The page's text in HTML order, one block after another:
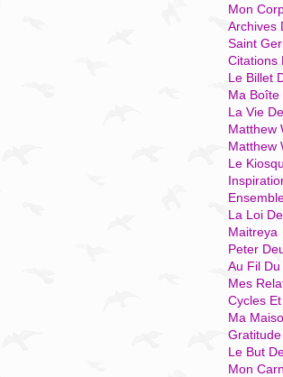
Mon
Archives
Saint
Citations
Le Billet
Ma Boîte
La Vie
Matthew
Matthew
Le
La Loi
Maitreya
Peter
Au Fil Du
Mes
Cycles
Ma
Gratitude
Le But
Mon